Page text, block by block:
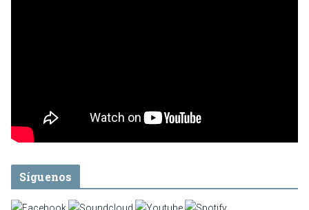
Síguenos